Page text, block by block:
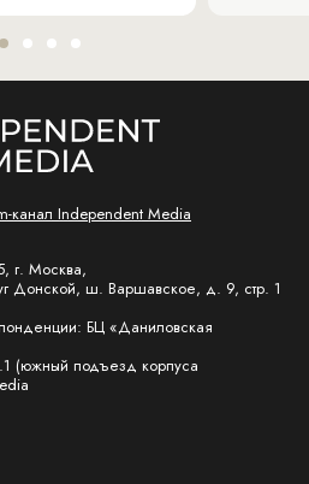
канал Independent Media
г. Москва,
Донской, ш. Варшавское, д. 9, стр. 1
БЦ «Даниловская
(южный подъезд корпуса